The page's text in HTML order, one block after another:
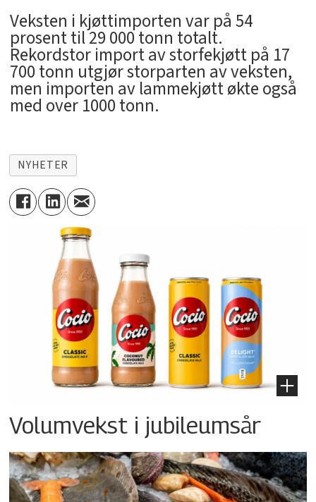
Veksten i kjøttimporten var på 54
prosent til 29 000 tonn totalt.
Rekordstor import av storfekjøtt på 17
700 tonn utgjør storparten av veksten,
men importen av lammekjøtt økte også
med over 1000 tonn.
NYHETER
Volumvekst i jubileumsår